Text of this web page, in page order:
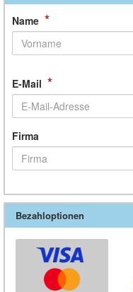
Name *
E-Mail *
Firma
Bezahloptionen